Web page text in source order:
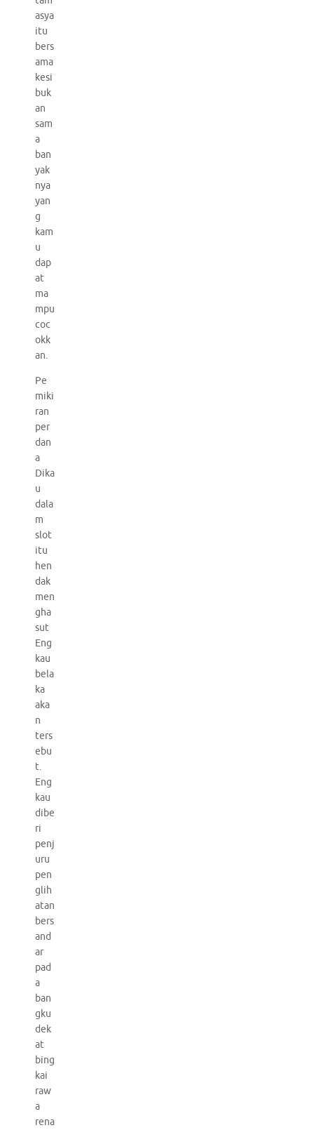
asya
itu
bers
ama
kesi
buk
an
sam
a
ban
yak
nya
yan
g
kam
u
dap
at
ma
mpu
coc
okk
an.
Pe
miki
ran
per
dan
a
Dika
u
dala
m
slot
itu
hen
dak
men
gha
sut
Eng
kau
bela
ka
aka
n
ters
ebu
t.
Eng
kau
dibe
ri
penj
uru
pen
glih
atan
bers
and
ar
pad
a
ban
gku
dek
at
bing
kai
raw
a
rena